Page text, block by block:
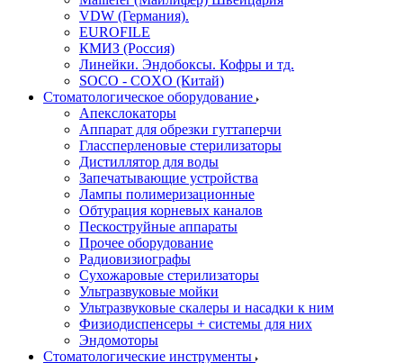
VDW (Германия).
EUROFILE
КМИЗ (Россия)
Линейки. Эндобоксы. Кофры и тд.
SOCO - COXO (Китай)
Стоматологическое оборудование
Апекслокаторы
Аппарат для обрезки гуттаперчи
Глассперленовые стерилизаторы
Дистиллятор для воды
Запечатывающие устройства
Лампы полимеризационные
Обтурация корневых каналов
Пескоструйные аппараты
Прочее оборудование
Радиовизиографы
Сухожаровые стерилизаторы
Ультразвуковые мойки
Ультразвуковые скалеры и насадки к ним
Физиодиспенсеры + системы для них
Эндомоторы
Стоматологические инструменты